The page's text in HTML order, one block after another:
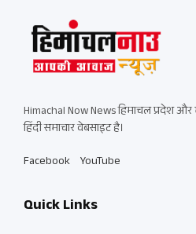
Himachal Now News हिमाचल प्रदेश और
हिंदी समाचार वेबसाइट है।
Facebook YouTube
Quick Links